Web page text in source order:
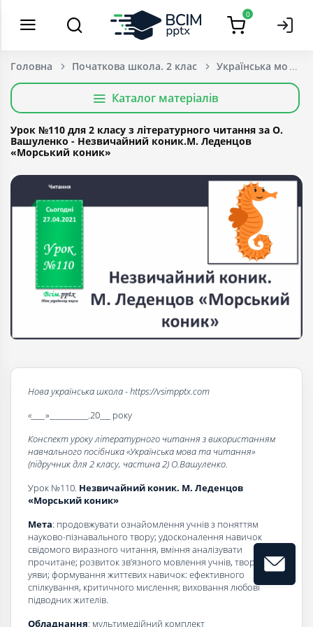
0
Головна Початкова школа. 2 клас Українська мова
Каталог матеріалів
Урок №110 для 2 класу з літературного читання за О.
Вашуленко - Незвичайний коник.М. Леденцов
«Морський коник»
Нова українська школа - https://vsimpptx.com
«____ »___________.20___ року
Конспект уроку літературного читання з використанням
навчального посібника «Українська мова та читання»
(підручник для 2 класу, частина 2) О.Вашуленко.
Урок №110. Незвичайний коник. М. Леденцов
«Морський коник»
Мета: продовжувати ознайомлення учнів з поняттям
науково-пізнавального твору; удосконалення навичок
свідомого виразного читання, вміння аналізувати
прочитане; розвиток зв’язного мовлення учнів, творчої
уяви; формування життєвих навичок: ефективного
спілкування, критичного мислення; виховання любові
підводних жителів.
Обладнання: мультимедійний комплект